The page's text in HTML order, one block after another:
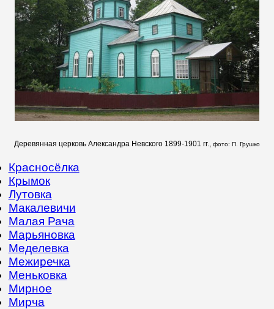
Деревянная церковь Александра Невского 1899-1901 гг., фото: П. Грушко
Красносёлка
Крымок
Лутовка
Макалевичи
Малая Рача
Марьяновка
Меделевка
Межиречка
Меньковка
Мирное
Мирча